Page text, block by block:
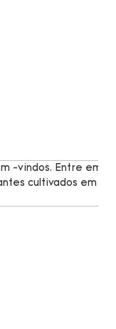
-vindos. Entre em
cultivados em